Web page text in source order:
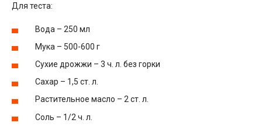
Для теста:
Вода – 250 мл
Мука – 500-600 г
Сухие дрожжи – 3 ч. л. без горки
Сахар – 1,5 ст. л.
Растительное масло – 2 ст. л.
Соль – 1/2 ч. л.